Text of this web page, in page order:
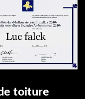
toiture